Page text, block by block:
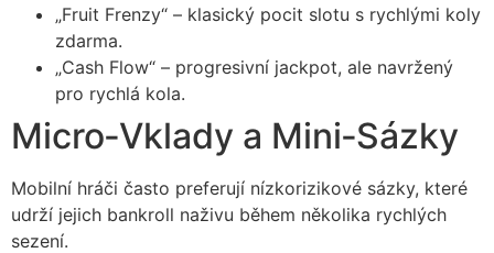
„Fruit Frenzy“ – klasický pocit slotu s rychlými koly
zdarma.
„Cash Flow“ – progresivní jackpot, ale navržený
pro rychlá kola.
Micro‑Vklady a Mini‑Sázky
Mobilní hráči často preferují nízkorizikové sázky, které
udrží jejich bankroll naživu během několika rychlých
sezení.